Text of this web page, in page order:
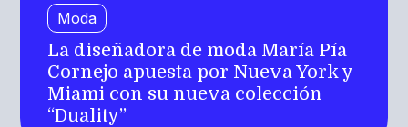
Moda
La diseñadora de moda María Pía
Cornejo apuesta por Nueva York y
Miami con su nueva colección
“Duality”